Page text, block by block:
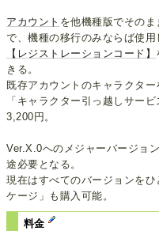
アカウント を他機種版でその
で、機種の移行のみならば使
【レジストレーションコード】
きる。
既存アカウントのキャラクタ
「キャラクター引っ越しサー
3,200円。
Ver.X.0へのメジャーバージョ
途必要となる。
現在はすべてのバージョンを
ケージ」も購入可能。
料金